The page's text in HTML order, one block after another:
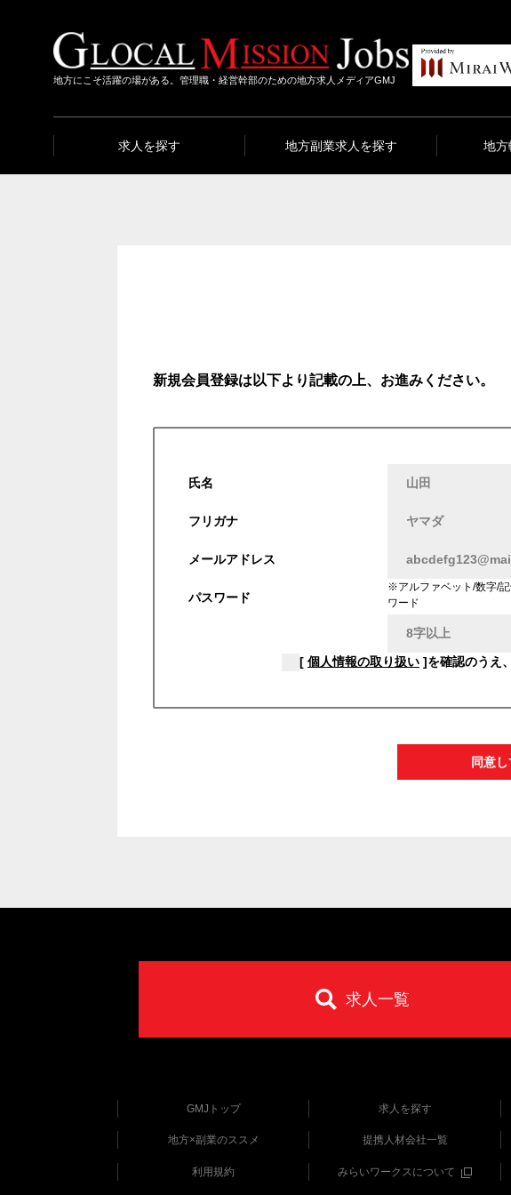
地方にこそ活躍の場がある。管理職・経営幹部のための地方求人メディアGMJ
求人を探す 地方副業求人を探す 地方
新規会員登録は以下より記載の上、お進みください。
氏名
フリガナ
メールアドレス
パスワード
※アルファベット/数字/
ワード
[ 個人情報の取り扱い ]を確認のうえ
同意
求人一覧
GMJトップ 求人を探す
地方×副業のススメ 提携人材会社一覧
利用規約 みらいワークスについて